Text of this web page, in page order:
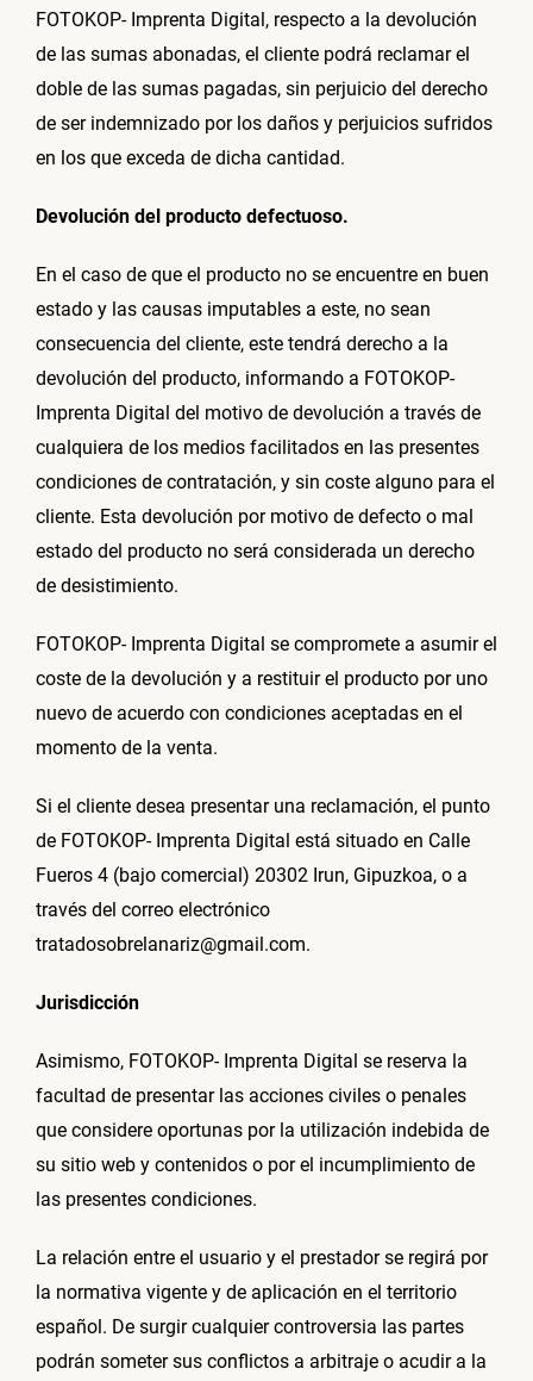
FOTOKOP- Imprenta Digital, respecto a la devolución
de las sumas abonadas, el cliente podrá reclamar el
doble de las sumas pagadas, sin perjuicio del derecho
de ser indemnizado por los daños y perjuicios sufridos
en los que exceda de dicha cantidad.
Devolución del producto defectuoso.
En el caso de que el producto no se encuentre en buen
estado y las causas imputables a este, no sean
consecuencia del cliente, este tendrá derecho a la
devolución del producto, informando a FOTOKOP-
Imprenta Digital del motivo de devolución a través de
cualquiera de los medios facilitados en las presentes
condiciones de contratación, y sin coste alguno para el
cliente. Esta devolución por motivo de defecto o mal
estado del producto no será considerada un derecho
de desistimiento.
FOTOKOP- Imprenta Digital se compromete a asumir el
coste de la devolución y a restituir el producto por uno
nuevo de acuerdo con condiciones aceptadas en el
momento de la venta.
Si el cliente desea presentar una reclamación, el punto
de FOTOKOP- Imprenta Digital está situado en Calle
Fueros 4 (bajo comercial) 20302 Irun, Gipuzkoa, o a
través del correo electrónico
tratadosobrelanariz@gmail.com.
Jurisdicción
Asimismo, FOTOKOP- Imprenta Digital se reserva la
facultad de presentar las acciones civiles o penales
que considere oportunas por la utilización indebida de
su sitio web y contenidos o por el incumplimiento de
las presentes condiciones.
La relación entre el usuario y el prestador se regirá por
la normativa vigente y de aplicación en el territorio
español. De surgir cualquier controversia las partes
podrán someter sus conflictos a arbitraje o acudir a la